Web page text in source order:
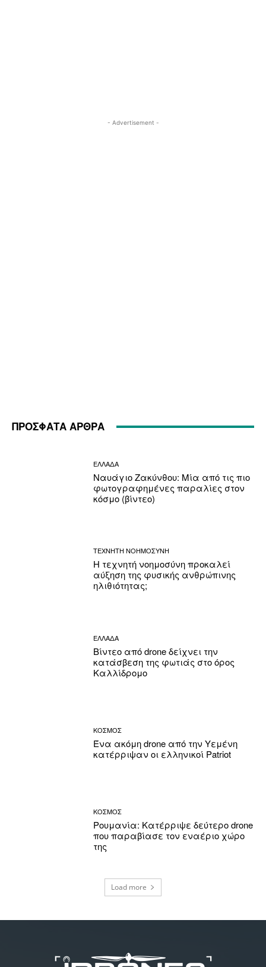
- Advertisement -
ΠΡΟΣΦΑΤΑ ΑΡΘΡΑ
ΕΛΛΑΔΑ
Ναυάγιο Ζακύνθου: Μία από τις πιο
φωτογραφημένες παραλίες στον
κόσμο (βίντεο)
ΤΕΧΝΗΤΗ ΝΟΗΜΟΣΥΝΗ
Η τεχνητή νοημοσύνη προκαλεί
αύξηση της φυσικής ανθρώπινης
ηλιθιότητας;
ΕΛΛΑΔΑ
Βίντεο από drone δείχνει την
κατάσβεση της φωτιάς στο όρος
Καλλίδρομο
ΚΟΣΜΟΣ
Ένα ακόμη drone από την Υεμένη
κατέρριψαν οι ελληνικοί Patriot
ΚΟΣΜΟΣ
Ρουμανία: Κατέρριψε δεύτερο drone
που παραβίασε τον εναέριο χώρο
της
Load more